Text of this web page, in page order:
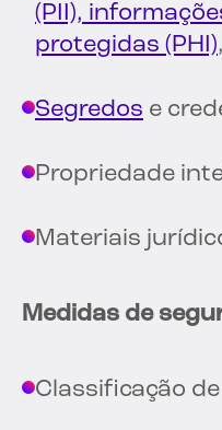
(PII),
protegidas (PHI)
Segredos e
Propriedade
Materiais
Medidas de
Classificação